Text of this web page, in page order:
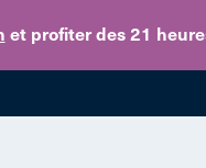
et profiter des 21
Skip to main content